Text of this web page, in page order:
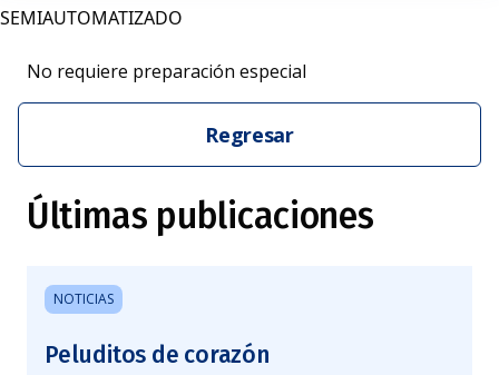
No requiere preparación especial
Regresar
Últimas publicaciones
NOTICIAS
Peluditos de corazón